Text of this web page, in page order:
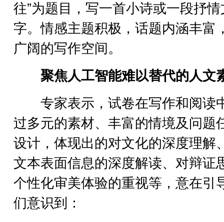
往”为题目，写一首小诗或一段抒情
字。情感主题积极，话题内涵丰富
广阔的写作空间。
聚焦人工智能难以替代的人文
专家表示，试卷在写作和阅读
过多元的素材、丰富的情境及问题
设计，体现出的对文化的深度理解
文本表面信息的深度解读、对辩证
个性化审美体验的重视等，意在引
们意识到：